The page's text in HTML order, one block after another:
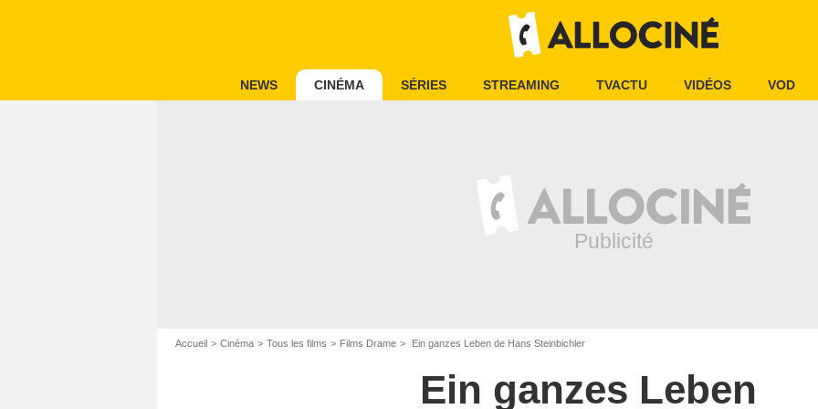
NEWS CINÉMA SÉRIES STREAMING TVACTU VIDÉOS VOD
Accueil Cinéma Tous les films Films Drame Ein ganzes Leben de Hans Steinbichler
Ein ganzes Leben